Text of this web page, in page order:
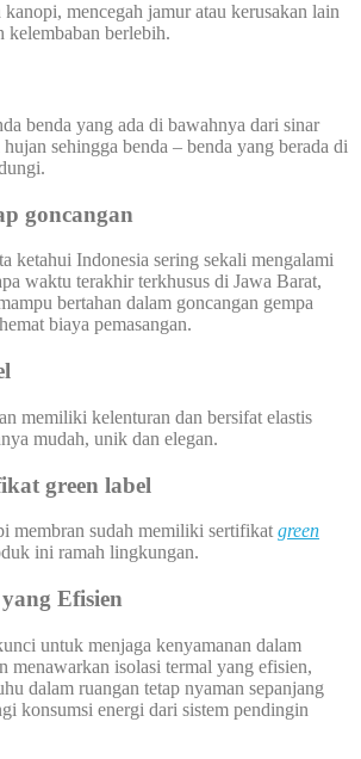
mencegah jamur atau kerusakan lain
kelembaban berlebih.
benda yang ada di bawahnya dari sinar
sehingga benda – benda yang berada di
goncangan
ketahui Indonesia sering sekali mengalami
waktu terakhir terkhusus di Jawa Barat,
bertahan dalam goncangan gempa
biaya pemasangan.
memiliki kelenturan dan bersifat elastis
mudah, unik dan elegan.
green label
membran sudah memiliki sertifikat green
ini ramah lingkungan.
Efisien
untuk menjaga kenyamanan dalam
menawarkan isolasi termal yang efisien,
dalam ruangan tetap nyaman sepanjang
konsumsi energi dari sistem pendingin